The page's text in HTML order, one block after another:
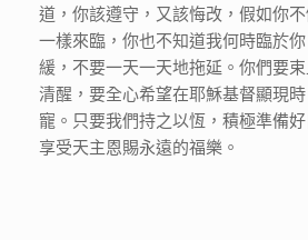
道，你該遵守，又該悔改，假如你
一樣來臨，你也不知道我何時臨於
緩，不要一天一天地拖延。你們要
清醒，要全心希望在耶穌基督顯現
寵。只要我們持之以恆，積極準備
享受天主恩賜永遠的福樂。